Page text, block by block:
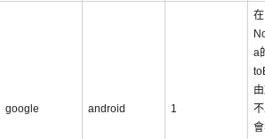
google android 1
在
a